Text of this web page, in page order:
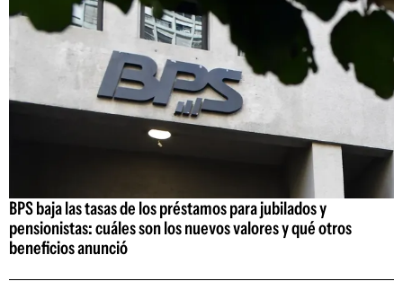
BPS baja las tasas de los préstamos para jubilados y
pensionistas: cuáles son los nuevos valores y qué otros
beneficios anunció